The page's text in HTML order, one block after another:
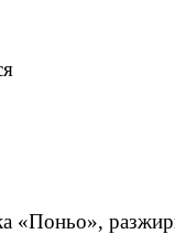
«Поньо»,